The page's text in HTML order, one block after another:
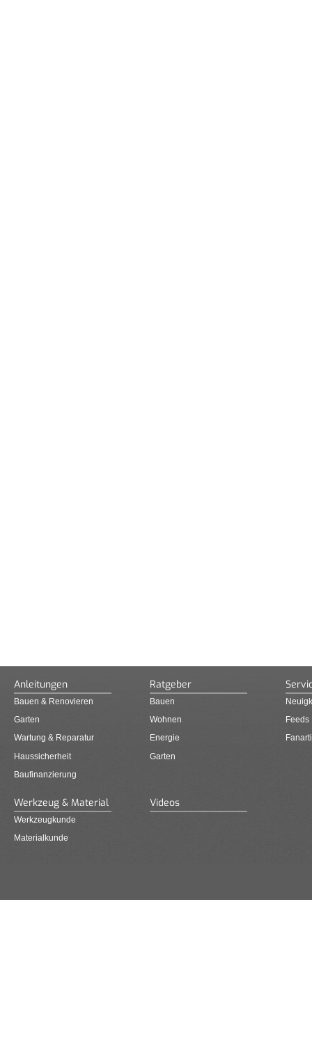
Anleitungen
Bauen & Renovieren
Garten
Wartung & Reparatur
Haussicherheit
Baufinanzierung
Ratgeber
Bauen
Wohnen
Energie
Garten
Feeds
Werkzeug & Material
Werkzeugkunde
Materialkunde
Videos